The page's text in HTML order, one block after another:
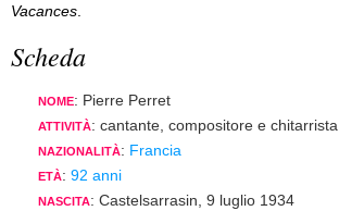
Vacances
Scheda
NOME: Pierre Perret
ATTIVITÀ: cantante, compositore e chitarrista
NAZIONALITÀ: Francia
ETÀ: 92 anni
NASCITA: Castelsarrasin, 9 luglio 1934